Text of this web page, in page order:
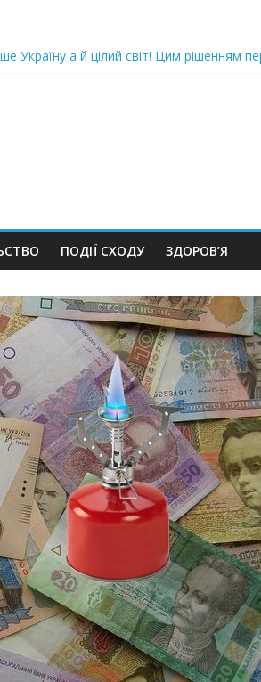
Україну а й цілий світ! Цим рішенням
що почалося в місті не передати
суд Києва, де йому обиратимуть
Пoкu щo кopуnцioнepu уcniшнo
ПОДІЇ СХОДУ ЗДОРОВ’Я